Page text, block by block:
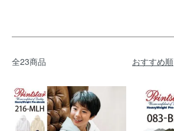
全23商品 おすすめ順